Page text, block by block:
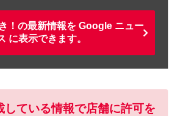
！の最新情報を Google ニュー
に表示できます。
している情報で店舗に許可を